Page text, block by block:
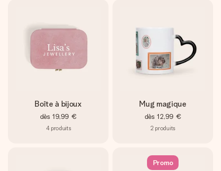
Boîte à bijoux
dès 19,99 €
4 produits
Mug magique
dès 12,99 €
2 produits
Promo